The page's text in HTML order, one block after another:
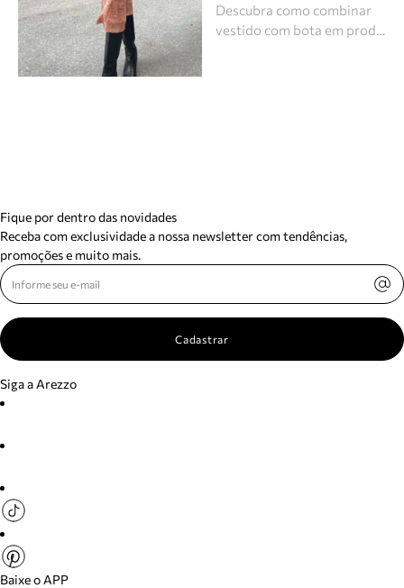
Descubra como combinar
vestido com bota em prod…
Fique por dentro das novidades
Receba com exclusividade a nossa newsletter com tendências,
promoções e muito mais.
Cadastrar
Siga a Arezzo
Baixe o APP